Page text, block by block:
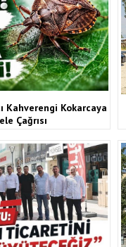
Kahverengi Kokarcaya
Çağrısı